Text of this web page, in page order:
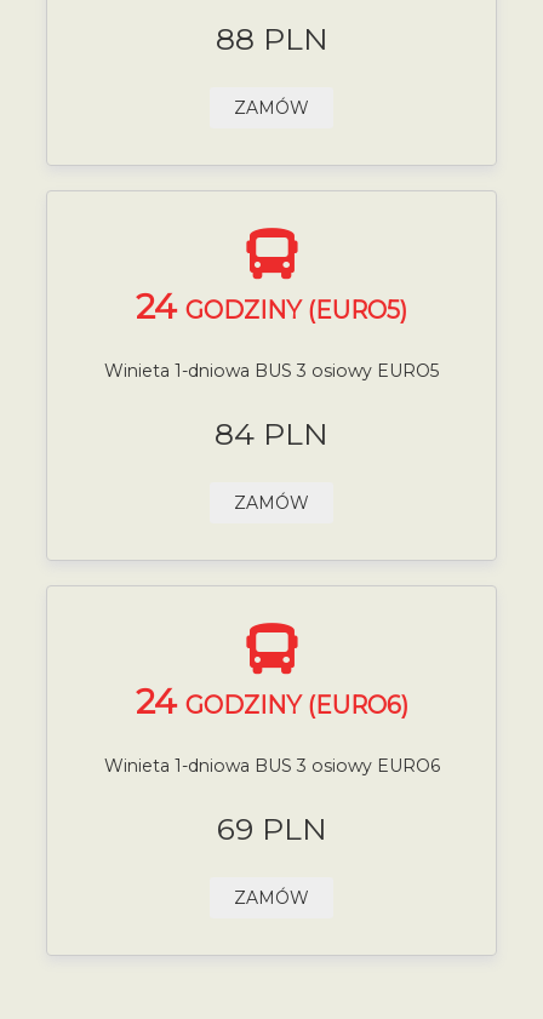
88 PLN
ZAMÓW
24 GODZINY (EURO5)
Winieta 1-dniowa BUS 3 osiowy EURO5
84 PLN
ZAMÓW
24 GODZINY (EURO6)
Winieta 1-dniowa BUS 3 osiowy EURO6
69 PLN
ZAMÓW